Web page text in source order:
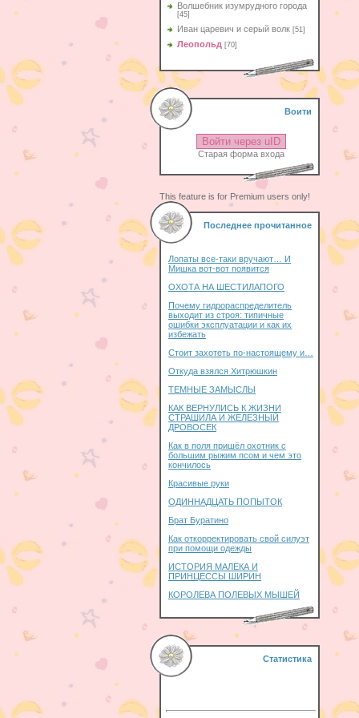
Волшебник изумрудного города
[45]
Иван царевич и серый волк [51]
Леопольд [70]
Воити
Войти через uID
Старая форма входа
This feature is for Premium users only!
Последнее прочитанное
Лопаты все-таки вручают… И
Мишка вот-вот появится
ОХОТА НА ШЕСТИЛАПОГО
Почему гидрораспределитель
выходит из строя: типичные
ошибки эксплуатации и как их
избежать
Стоит захотеть по-настоящему и…
Откуда взялся Хитрюшкин
ТЕМНЫЕ ЗАМЫСЛЫ
КАК ВЕРНУЛИСЬ К ЖИЗНИ
СТРАШИЛА И ЖЕЛЕЗНЫЙ
ДРОВОСЕК
Как в поля пришёл охотник с
большим рыжим псом и чем это
кончилось
Красивые руки
ОДИННАДЦАТЬ ПОПЫТОК
Брат Буратино
Как откорректировать свой силуэт
при помощи одежды
ИСТОРИЯ МАЛЕКА И
ПРИНЦЕССЫ ШИРИН
КОРОЛЕВА ПОЛЕВЫХ МЫШЕЙ
Статистика